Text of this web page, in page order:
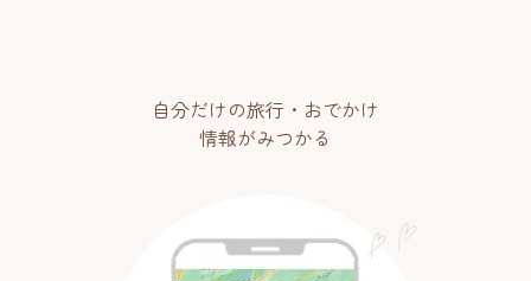
自分だけの旅行・おでかけ
情報がみつかる